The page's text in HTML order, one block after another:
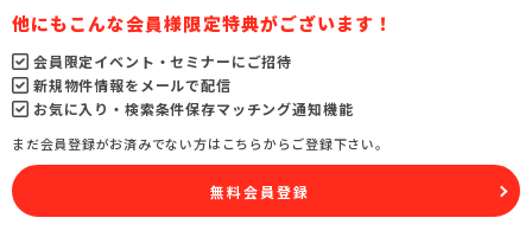
他にもこんな会員様限定特典がございます！
会員限定イベント・セミナーにご招待
新規物件情報をメールで配信
お気に入り・検索条件保存マッチング通知機能
まだ会員登録がお済みでない方はこちらからご登録下さい。
無料会員登録